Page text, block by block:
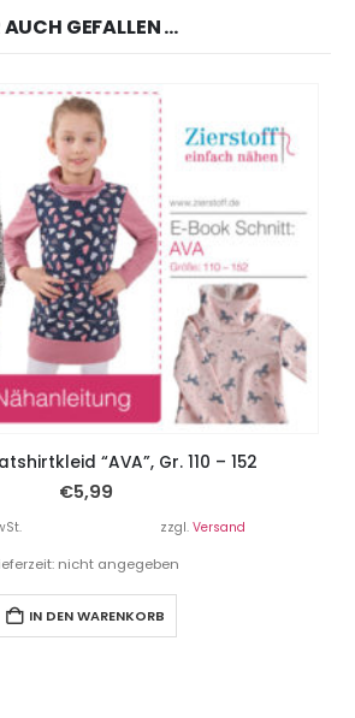
GEFALLEN …
“AVA”, Gr. 110 – 152
€5,99
zzgl. Versand
nicht angegeben
IN DEN WARENKORB